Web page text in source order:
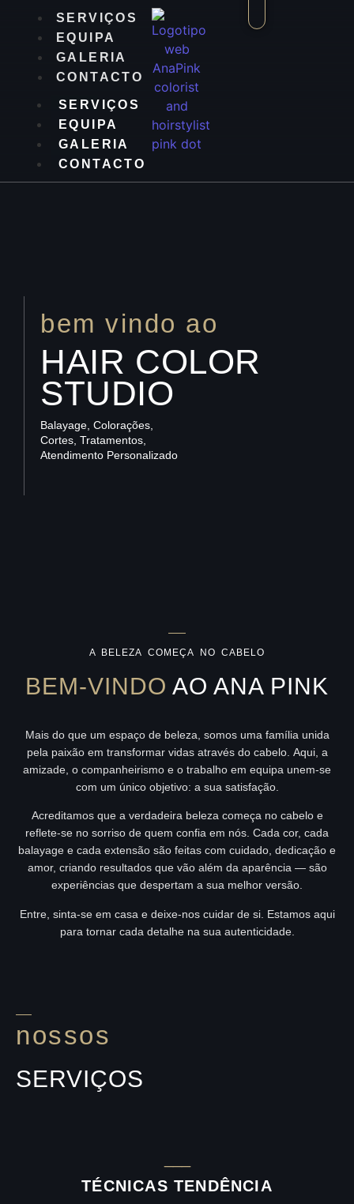
SERVIÇOS
EQUIPA
GALERIA
CONTACTO
SERVIÇOS
EQUIPA
GALERIA
CONTACTO
bem vindo ao
HAIR COLOR
STUDIO
Balayage, Colorações,
Cortes, Tratamentos,
Atendimento Personalizado
A BELEZA COMEÇA NO CABELO
BEM-VINDO AO ANA PINK
Mais do que um espaço de beleza, somos uma família unida
pela paixão em transformar vidas através do cabelo. Aqui, a
amizade, o companheirismo e o trabalho em equipa unem-se
com um único objetivo: a sua satisfação.
Acreditamos que a verdadeira beleza começa no cabelo e
reflete-se no sorriso de quem confia em nós. Cada cor, cada
balayage e cada extensão são feitas com cuidado, dedicação e
amor, criando resultados que vão além da aparência — são
experiências que despertam a sua melhor versão.
Entre, sinta-se em casa e deixe-nos cuidar de si. Estamos aqui
para tornar cada detalhe na sua autenticidade.
nossos
SERVIÇOS
TÉCNICAS TENDÊNCIA